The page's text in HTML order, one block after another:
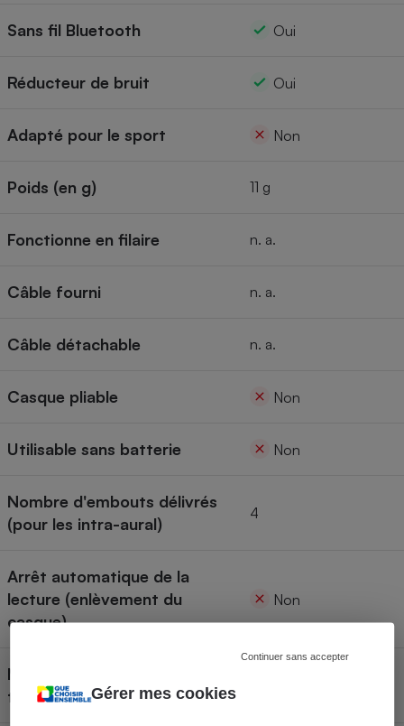
Gérer mes cookies
Continuer sans accepter
Sans fil Bluetooth Oui
Réducteur de bruit Oui
Adapté pour le sport Non
Poids (en g) 11 g
Fonctionne en filaire n. a.
Câble fourni n. a.
Câble détachable n. a.
Casque pliable Non
Utilisable sans batterie Non
Nombre d'embouts délivrés
(pour les intra-aural)
4
Arrêt automatique de la
lecture (enlèvement du
casque)
Non
Microphone (appels
téléphoniques)